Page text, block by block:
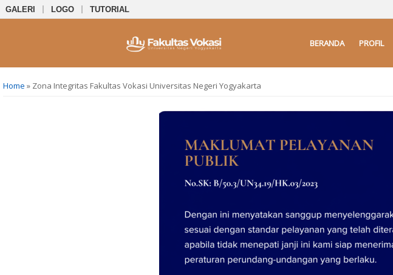
GALERI LOGO TUTORIAL
BERANDA PROFIL
You are here
Home » Zona Integritas Fakultas Vokasi Universitas Negeri Yogyakarta